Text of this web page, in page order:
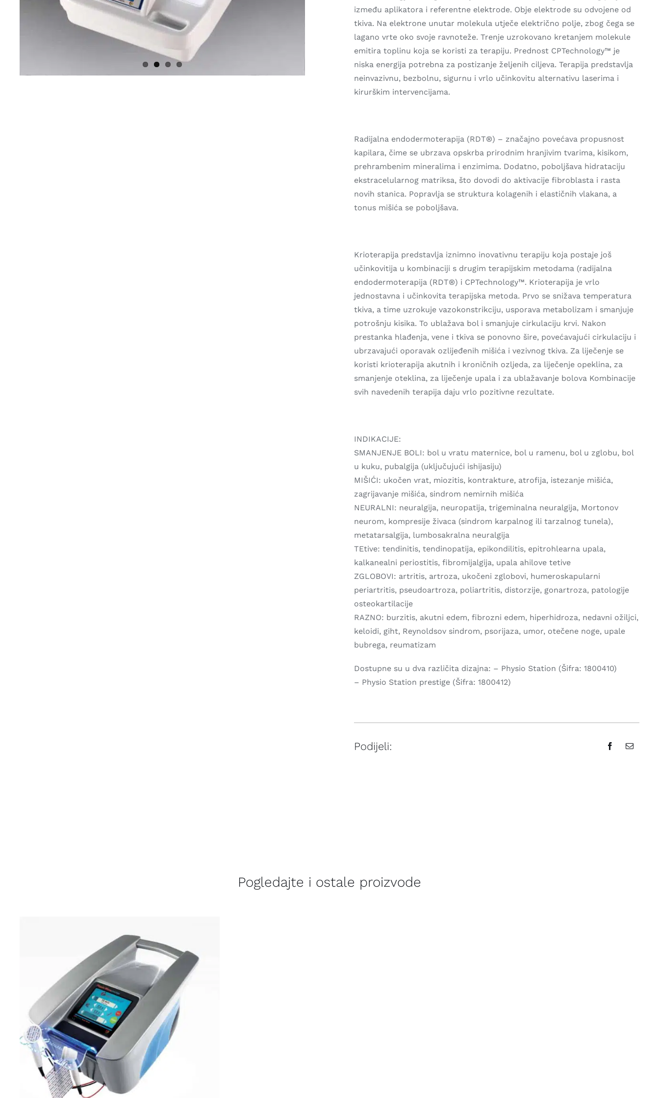
između aplikatora i referentne elektrode. Obje elektrode su odvojene od
tkiva. Na elektrone unutar molekula utječe električno polje, zbog čega se
lagano vrte oko svoje ravnoteže. Trenje uzrokovano kretanjem molekule
emitira toplinu koja se koristi za terapiju. Prednost CPTechnology™ je
niska energija potrebna za postizanje željenih ciljeva. Terapija predstavlja
neinvazivnu, bezbolnu, sigurnu i vrlo učinkovitu alternativu laserima i
kirurškim intervencijama.
Radijalna endodermoterapija (RDT®) – značajno povećava propusnost
kapilara, čime se ubrzava opskrba prirodnim hranjivim tvarima, kisikom,
prehrambenim mineralima i enzimima. Dodatno, poboljšava hidrataciju
ekstracelularnog matriksa, što dovodi do aktivacije fibroblasta i rasta
novih stanica. Popravlja se struktura kolagenih i elastičnih vlakana, a
tonus mišića se poboljšava.
Krioterapija predstavlja iznimno inovativnu terapiju koja postaje još
učinkovitija u kombinaciji s drugim terapijskim metodama (radijalna
endodermoterapija (RDT®) i CPTechnology™. Krioterapija je vrlo
jednostavna i učinkovita terapijska metoda. Prvo se snižava temperatura
tkiva, a time uzrokuje vazokonstrikciju, usporava metabolizam i smanjuje
potrošnju kisika. To ublažava bol i smanjuje cirkulaciju krvi. Nakon
prestanka hlađenja, vene i tkiva se ponovno šire, povećavajući cirkulaciju i
ubrzavajući oporavak ozlijeđenih mišića i vezivnog tkiva. Za liječenje se
koristi krioterapija akutnih i kroničnih ozljeda, za liječenje opeklina, za
smanjenje oteklina, za liječenje upala i za ublažavanje bolova Kombinacije
svih navedenih terapija daju vrlo pozitivne rezultate.
INDIKACIJE:
SMANJENJE BOLI: bol u vratu maternice, bol u ramenu, bol u zglobu, bol
u kuku, pubalgija (uključujući ishijasiju)
MIŠIĆI: ukočen vrat, miozitis, kontrakture, atrofija, istezanje mišića,
zagrijavanje mišića, sindrom nemirnih mišića
NEURALNI: neuralgija, neuropatija, trigeminalna neuralgija, Mortonov
neurom, kompresije živaca (sindrom karpalnog ili tarzalnog tunela),
metatarsalgija, lumbosakralna neuralgija
TEtive: tendinitis, tendinopatija, epikondilitis, epitrohlearna upala,
kalkanealni periostitis, fibromijalgija, upala ahilove tetive
ZGLOBOVI: artritis, artroza, ukočeni zglobovi, humeroskapularni
periartritis, pseudoartroza, poliartritis, distorzije, gonartroza, patologije
osteokartilacije
RAZNO: burzitis, akutni edem, fibrozni edem, hiperhidroza, nedavni ožiljci,
keloidi, giht, Reynoldsov sindrom, psorijaza, umor, otečene noge, upale
bubrega, reumatizam
Dostupne su u dva različita dizajna: – Physio Station (Šifra: 1800410)
– Physio Station prestige (Šifra: 1800412)
Podijeli:
Pogledajte i ostale proizvode
QUICK VIEW